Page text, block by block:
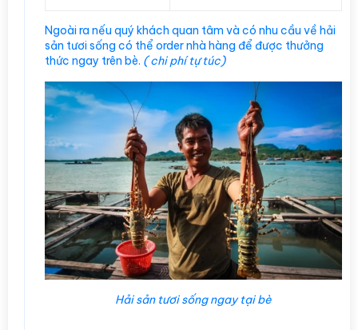
Ngoài ra nếu quý khách quan tâm và có nhu cầu về hải
sản tươi sống có thể order nhà hàng để được thưởng
thức ngay trên bè. ( chi phí tự túc)
Hải sản tươi sống ngay tại bè